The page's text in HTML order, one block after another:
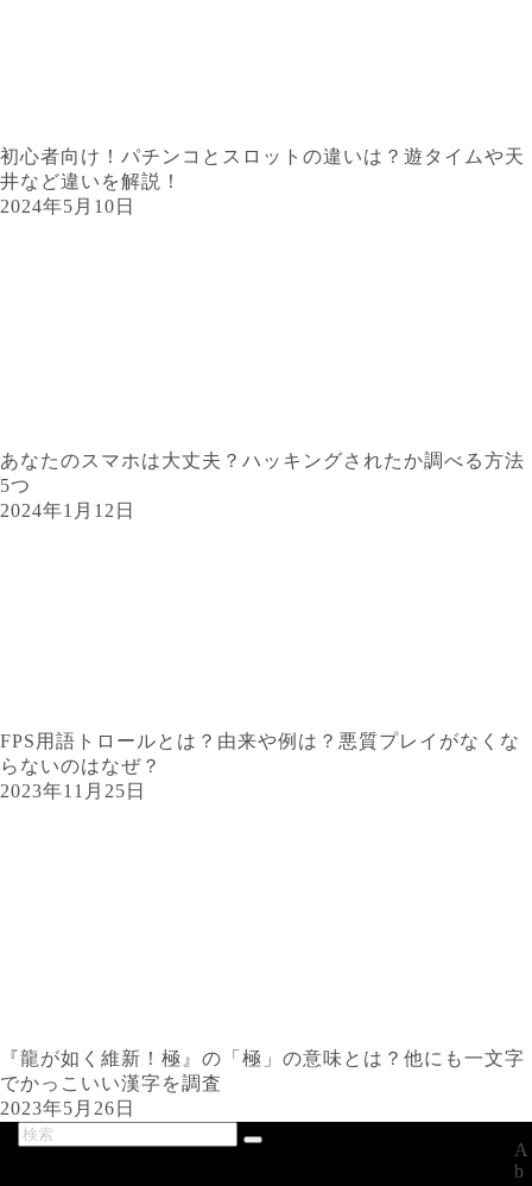
初心者向け！パチンコとスロットの違いは？遊タイムや天
井など違いを解説！
2024年5月10日
あなたのスマホは大丈夫？ハッキングされたか調べる方法
5つ
2024年1月12日
FPS用語トロールとは？由来や例は？悪質プレイがなくな
らないのはなぜ？
2023年11月25日
『龍が如く維新！極』の「極」の意味とは？他にも一文字
でかっこいい漢字を調査
2023年5月26日
A
b